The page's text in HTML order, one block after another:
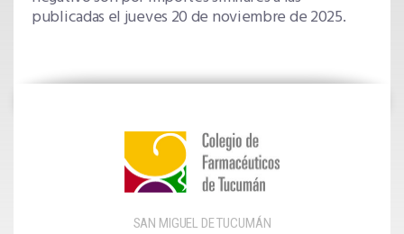
publicadas el jueves 20 de noviembre de 2025.
SAN MIGUEL DE TUCUMÁN